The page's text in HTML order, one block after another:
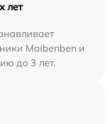
лет
Maibenben и
до 3 лет.